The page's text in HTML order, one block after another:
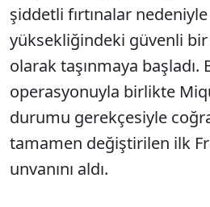
şiddetli fırtınalar
yüksekliğindeki güvenli
olarak taşınmaya başladı.
operasyonuyla birlikte
durumu gerekçesiyle
tamamen değiştirilen ilk
unvanını aldı.